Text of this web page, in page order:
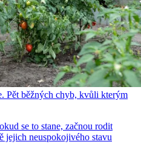
Pět běžných chyb, kvůli kterým
se to stane, začnou rodit
jejich neuspokojivého stavu